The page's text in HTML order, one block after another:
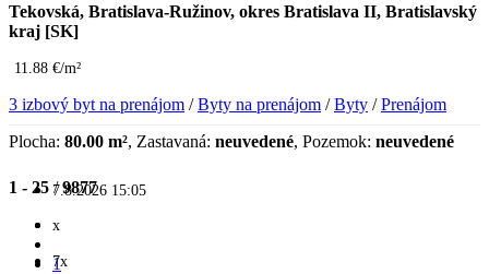
Tekovská, Bratislava-Ružinov, okres Bratislava II, Bratislavský
kraj [SK]
11.88 €/m²
3 izbový byt na prenájom /Byty na prenájom /Byty /Prenájom
Plocha: 80.00 m², Zastavaná: neuvedené, Pozemok: neuvedené
7.8.2026 15:05
x
7x
1 - 25 /9877
1